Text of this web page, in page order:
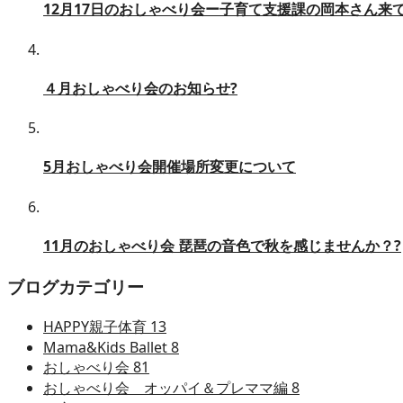
12月17日のおしゃべり会ー子育て支援課の岡本さん来
４月おしゃべり会のお知らせ?
5月おしゃべり会開催場所変更について
11月のおしゃべり会 琵琶の音色で秋を感じませんか？?
ブログカテゴリー
HAPPY親子体育 13
Mama&Kids Ballet8
おしゃべり会 81
おしゃべり会 オッパイ＆プレママ編8